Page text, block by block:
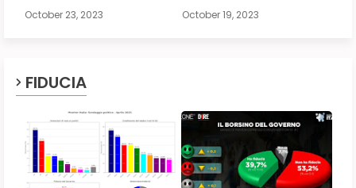
October 23, 2023 October 19, 2023
FIDUCIA